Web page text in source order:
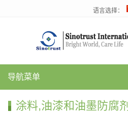
语言选择：
导航菜单
涂料,油漆和油墨防腐剂